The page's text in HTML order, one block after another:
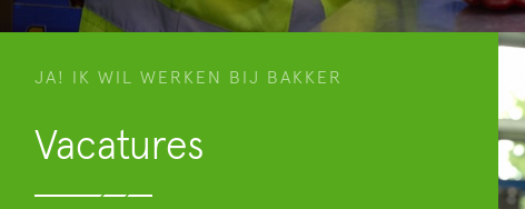
JA! IK WIL WERKEN BIJ BAKKER
Vacatures